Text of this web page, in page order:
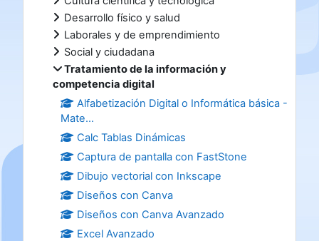
Desarrollo físico y salud
Laborales y de emprendimiento
Social y ciudadana
Tratamiento de la información y
competencia digital
Alfabetización Digital o Informática básica -
Mate...
Calc Tablas Dinámicas
Captura de pantalla con FastStone
Dibujo vectorial con Inkscape
Diseños con Canva
Diseños con Canva Avanzado
Excel Avanzado